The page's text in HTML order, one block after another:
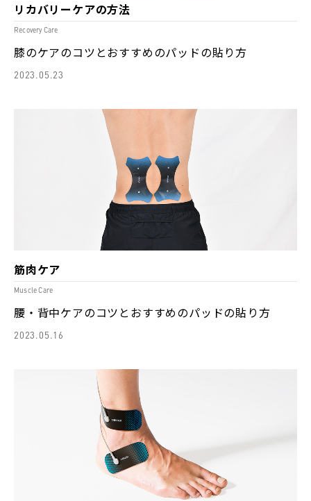
リカバリーケアの方法
Recovery Care
膝のケアのコツとおすすめのパッドの貼り方
2023.05.23
筋肉ケア
Muscle Care
腰・背中ケアのコツとおすすめのパッドの貼り方
2023.05.16